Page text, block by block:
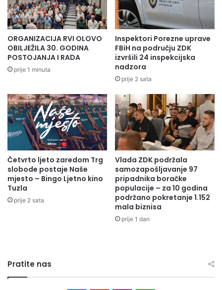
ORGANIZACIJA RVI OLOVO
OBILJEŽILA 30. GODINA
POSTOJANJA I RADA
prije 1 minuta
Inspektori Porezne uprave
FBiH na području ZDK
izvršili 24 inspekcijska
nadzora
prije 2 sata
Četvrto ljeto zaredom Trg
slobode postaje Naše
mjesto – Bingo Ljetno kino
Tuzla
prije 2 sata
Vlada ZDK podržala
samozapošljavanje 97
pripadnika boračke
populacije – za 10 godina
podržano pokretanje 1.152
mala biznisa
prije 1 dan
Pratite nas